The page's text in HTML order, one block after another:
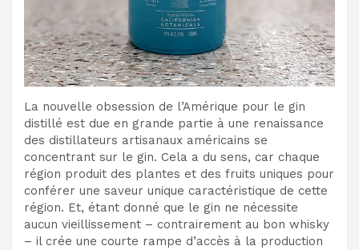
La nouvelle obsession de l’Amérique pour le gin
distillé est due en grande partie à une renaissance
des distillateurs artisanaux américains se
concentrant sur le gin. Cela a du sens, car chaque
région produit des plantes et des fruits uniques pour
conférer une saveur unique caractéristique de cette
région. Et, étant donné que le gin ne nécessite
aucun vieillissement – contrairement au bon whisky
– il crée une courte rampe d’accès à la production